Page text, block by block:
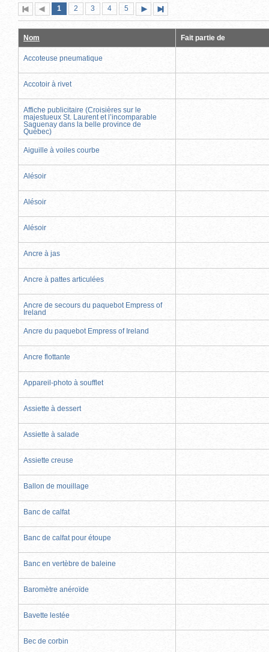
Première
page
Page
précédente
Page
1 (page
actuelle)
Page
2 Page
3 Page
4 Page
5
suivante
page
Nom Fait partie de
Accoteuse pneumatique
Accotoir à rivet
Affiche publicitaire (Croisières sur le
majestueux St. Laurent et l’incomparable
Saguenay dans la belle province de
Québec)
Aiguille à voiles courbe
Alésoir
Alésoir
Alésoir
Ancre à jas
Ancre à pattes articulées
Ancre de secours du paquebot Empress of
Ireland
Ancre du paquebot Empress of Ireland
Ancre flottante
Appareil-photo à soufflet
Assiette à dessert
Assiette à salade
Assiette creuse
Ballon de mouillage
Banc de calfat
Banc de calfat pour étoupe
Banc en vertèbre de baleine
Baromètre anéroïde
Bavette lestée
Bec de corbin